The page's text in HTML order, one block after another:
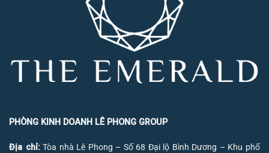
PHÒNG KINH DOANH LÊ PHONG GROUP
Địa chỉ:Tòa nhà Lê Phong – Số 68 Đại lộ Bình Dương – Khu phố